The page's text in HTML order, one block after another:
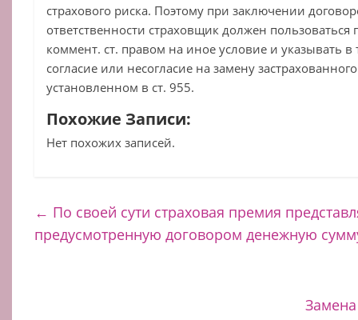
страхового риска. Поэтому при заключении
ответственности страховщик должен
коммент. ст. правом на иное условие и указывать в
согласие или несогласие на замену
установленном в ст. 955.
Похожие Записи:
Нет похожих записей.
← По своей сути страховая премия
предусмотренную договором денежную